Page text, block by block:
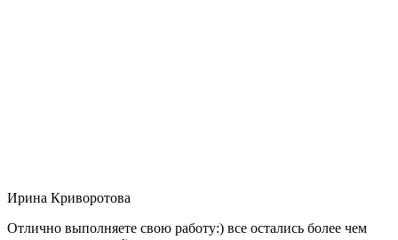
Ирина Криворотова
Отлично выполняете свою работу:) все остались более чем